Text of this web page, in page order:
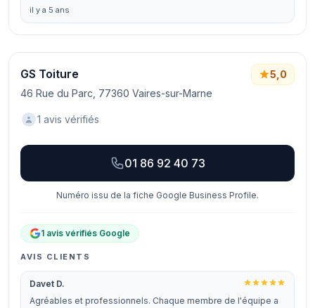
il y a 5 ans
GS Toiture
46 Rue du Parc, 77360 Vaires-sur-Marne
5,0
1 avis vérifiés
01 86 92 40 73
Numéro issu de la fiche Google Business Profile.
1 avis vérifiés Google
AVIS CLIENTS
Davet D.
Agréables et professionnels. Chaque membre de l'équipe a